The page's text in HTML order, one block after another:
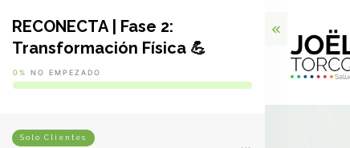
RECONECTA | Fase 2:
Transformación Física 💪
0% NO EMPEZADO
Solo Clientes